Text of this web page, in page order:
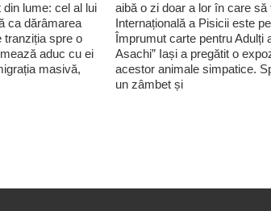
lume: cel al lui
ca dărâmarea
tranziția spre o
aduc cu ei
masivă,
aibă o zi doar a lor în care să
Internațională a Pisicii este
Împrumut carte pentru Adulți
Asachi” Iași a pregătit o
acestor animale simpatice.
un zâmbet și